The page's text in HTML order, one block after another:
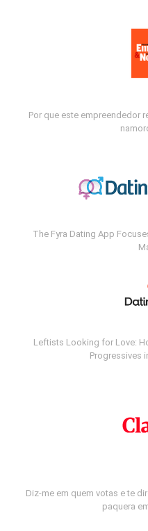
Por que este empreendedor
The Fyra Dating App
Leftists Looking for Love:
Progressives
Diz-me em quem votas e te
paquera